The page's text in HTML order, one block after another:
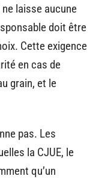
laisse aucune
doit être
Cette exigence
en cas de
grain, et le
pas. Les
la CJUE, le
qu’un